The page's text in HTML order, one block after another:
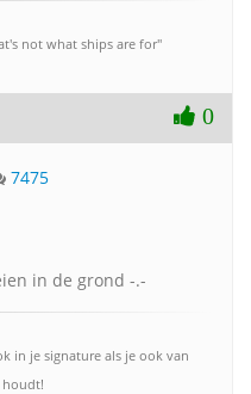
not what ships are for"
0
7475
in de grond -.-
in je signature als je ook van
houdt!